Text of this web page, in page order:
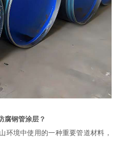
腐钢管涂层？
环境中使用的一种重要管道材料，